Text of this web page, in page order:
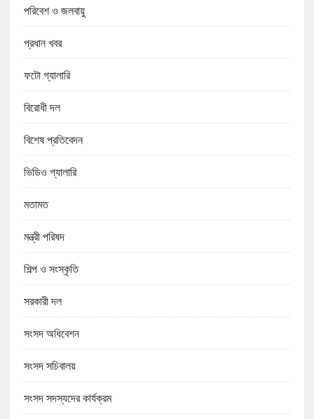
পরিবেশ ও জলবায়ু
প্রধান খবর
ফটো গ্যালারি
বিরোধী দল
বিশেষ প্রতিবেদন
ভিডিও গ্যালারি
মতামত
মন্ত্রী পরিষদ
শিল্প ও সংস্কৃতি
সরকারী দল
সংসদ অধিবেশন
সংসদ সচিবালয়
সংসদ সদস্যদের কার্যক্রম